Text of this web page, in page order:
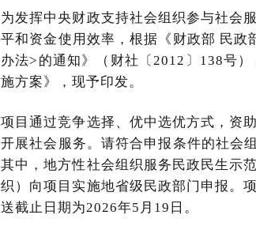
为发挥中央财政支持社会组织参与社会
平和资金使用效率，根据《财政部 民
办法>的通知》（财社〔2012〕138号
施方案》，现予印发。
项目通过竞争选择、优中选优方式，资
开展社会服务。请符合申报条件的社会
其中，地方性社会组织服务民政民生示
织）向项目实施地省级民政部门申报。
送截止日期为2026年5月19日。